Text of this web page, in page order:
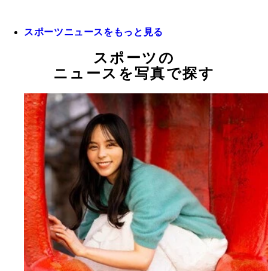
スポーツニュースをもっと見る
スポーツの
ニュースを写真で探す